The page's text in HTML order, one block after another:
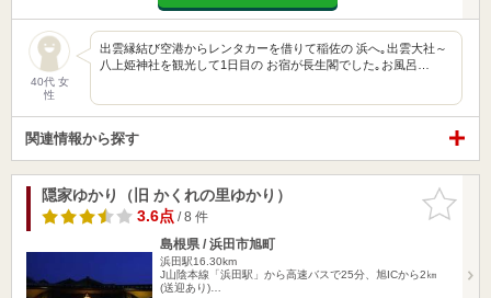
40代 女
性
出雲縁結び空港からレンタカーを借りて稲佐の 浜へ｡出雲大社～
八上姫神社を観光して1日目の お宿が長生閣でした｡お風呂…
関連情報から探す
お気に入
りに追加
隠家ゆかり（旧 かくれの里ゆかり）
3.6点/ 8 件
島根県 / 浜田市旭町
浜田駅16.30km
J山陰本線「浜田駅」から高速バスで25分、旭ICから2㎞
(送迎あり)…